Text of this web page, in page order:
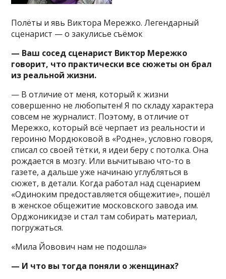
Полёты и явь Виктора Мережко. Легендарный
сценарист — о закулисье съёмок
— Ваш сосед сценарист Виктор Мережко
говорит, что практически все сюжеты он брал
из реальной жизни.
— В отличие от меня, который к жизни
совершенно не любопытен! Я по складу характера
совсем не журналист. Поэтому, в отличие от
Мережко, который всё черпает из реальности и
героиню Мордюковой в «Родне», условно говоря,
списал со своей тётки, я идеи беру с потолка. Она
рождается в мозгу. Или вычитываю что-то в
газете, а дальше уже начинаю углубляться в
сюжет, в детали. Когда работал над сценарием
«Одиноким предоставляется общежитие», пошёл
в женское общежитие московского завода им.
Орджоникидзе и стал там собирать материал,
погружаться.
«Мила Йовович нам не подошла»
— И что вы тогда поняли о женщинах?